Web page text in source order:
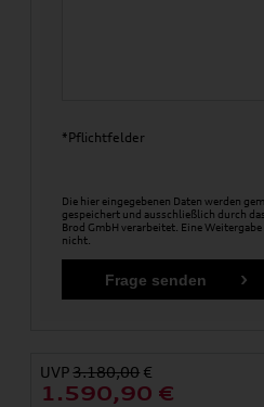
*Pflichtfelder
Die hier eingegebenen Daten werden
gespeichert und ausschließlich durch
Brod GmbH verarbeitet. Eine
nicht.
UVP3.180,00 €
1.590,90 €